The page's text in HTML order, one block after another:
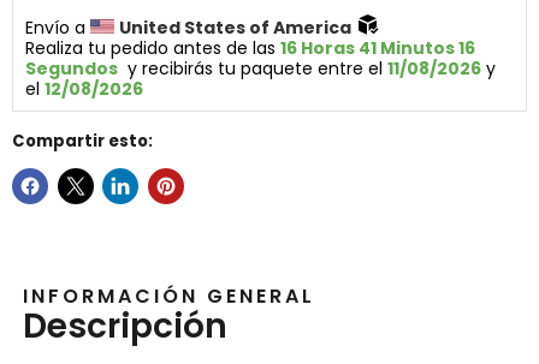
Envío a
United States of America
Realiza tu pedido antes de las 16 Horas 41 Minutos 16
Segundos
  y recibirás tu paquete entre el
11/08/2026 y
el 12/08/2026
Compartir esto:
INFORMACIÓN GENERAL
Descripción